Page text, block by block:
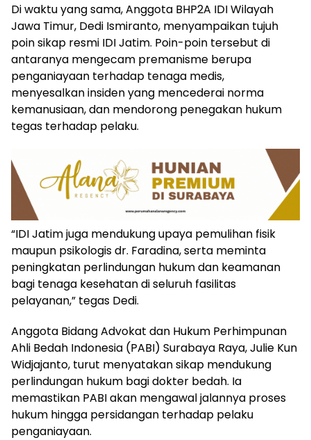
Di waktu yang sama, Anggota BHP2A IDI Wilayah
Jawa Timur, Dedi Ismiranto, menyampaikan tujuh
poin sikap resmi IDI Jatim. Poin-poin tersebut di
antaranya mengecam premanisme berupa
penganiayaan terhadap tenaga medis,
menyesalkan insiden yang mencederai norma
kemanusiaan, dan mendorong penegakan hukum
tegas terhadap pelaku.
“IDI Jatim juga mendukung upaya pemulihan fisik
maupun psikologis dr. Faradina, serta meminta
peningkatan perlindungan hukum dan keamanan
bagi tenaga kesehatan di seluruh fasilitas
pelayanan,” tegas Dedi.
Anggota Bidang Advokat dan Hukum Perhimpunan
Ahli Bedah Indonesia (PABI) Surabaya Raya, Julie Kun
Widjajanto, turut menyatakan sikap mendukung
perlindungan hukum bagi dokter bedah. Ia
memastikan PABI akan mengawal jalannya proses
hukum hingga persidangan terhadap pelaku
penganiayaan.